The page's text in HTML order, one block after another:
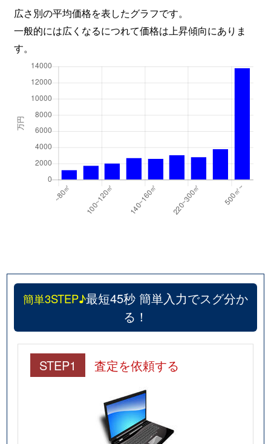
奉還町
3,600万円 岡山
奉還町
4,000万円 岡山
徒歩6分
柳町
330万円 岡山
徒歩16分
弓之町
広さ別の平均価格を表したグラフです。
一般的には広くなるにつれて価格は上昇傾向にありま
す。
簡単3STEP♪最短45秒 簡単入力でスグ分か
る！
STEP1 査定を依頼する